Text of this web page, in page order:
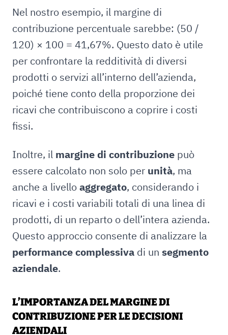
Nel nostro esempio, il margine di
contribuzione percentuale sarebbe: (50 /
120) × 100 = 41,67%. Questo dato è utile
per confrontare la redditività di diversi
prodotti o servizi all’interno dell’azienda,
poiché tiene conto della proporzione dei
ricavi che contribuiscono a coprire i costi
fissi.
Inoltre, il margine di contribuzione può
essere calcolato non solo per unità, ma
anche a livelloaggregato, considerando i
ricavi e i costi variabili totali di una linea di
prodotti, di un reparto o dell’intera azienda.
Questo approccio consente di analizzare la
performance complessiva di un segmento
aziendale.
L’IMPORTANZA DEL MARGINE DI
CONTRIBUZIONE PER LE DECISIONI
AZIENDALI